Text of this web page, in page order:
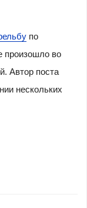
по
произошло во
Автор поста
нескольких